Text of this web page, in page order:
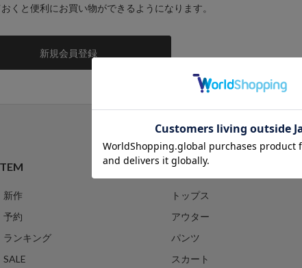
くと便利にお買い物ができるようになります。
新作
予約
ランキング
SALE
CATEGORY
トップス
アウター
パンツ
スカート